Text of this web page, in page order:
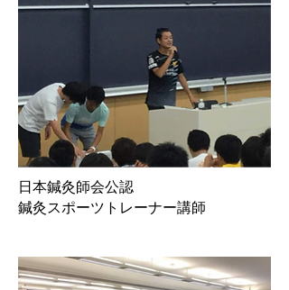
日本鍼灸師会公認
鍼灸スポーツトレーナー講師